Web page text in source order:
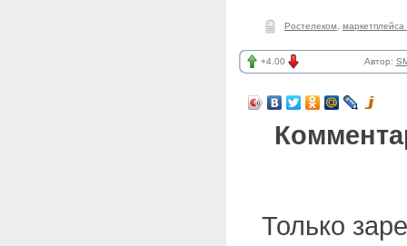
Ростелеком
+4.00 Автор:
Только